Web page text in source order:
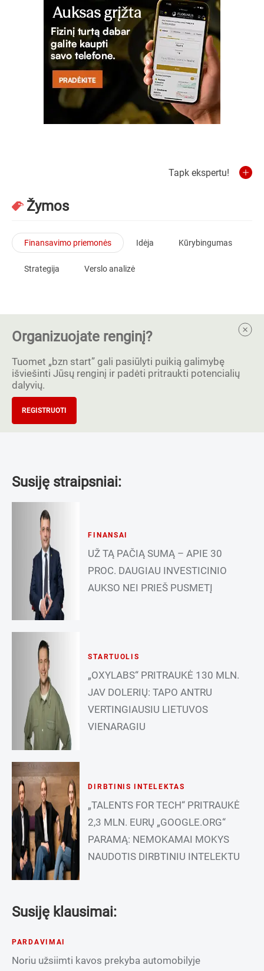
Tapk ekspertu!
Žymos
Finansavimo priemonės Idėja Kūrybingumas
Strategija Verslo analizė
Organizuojate renginį?
Tuomet „bzn start” gali pasiūlyti puikią galimybę
išviešinti Jūsų renginį ir padėti pritraukti potencialių
dalyvių.
REGISTRUOTI
Susiję straipsniai:
FINANSAI
UŽ TĄ PAČIĄ SUMĄ – APIE 30
PROC. DAUGIAU INVESTICINIO
AUKSO NEI PRIEŠ PUSMETĮ
STARTUOLIS
„OXYLABS“ PRITRAUKĖ 130 MLN.
JAV DOLERIŲ: TAPO ANTRU
VERTINGIAUSIU LIETUVOS
VIENARAGIU
DIRBTINIS INTELEKTAS
„TALENTS FOR TECH“ PRITRAUKĖ
2,3 MLN. EURŲ „GOOGLE.ORG“
PARAMĄ: NEMOKAMAI MOKYS
NAUDOTIS DIRBTINIU INTELEKTU
Susiję klausimai:
PARDAVIMAI
Noriu užsiimti kavos prekyba automobilyje